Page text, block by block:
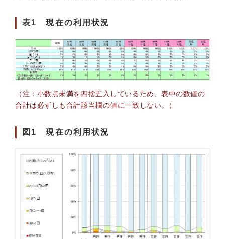
表1 現在の利用状況
（注：小数点未満を四捨五入しているため、表中の数値の
合計は必ずしも合計該当欄の値に一致しない。）
図1 現在の利用状況